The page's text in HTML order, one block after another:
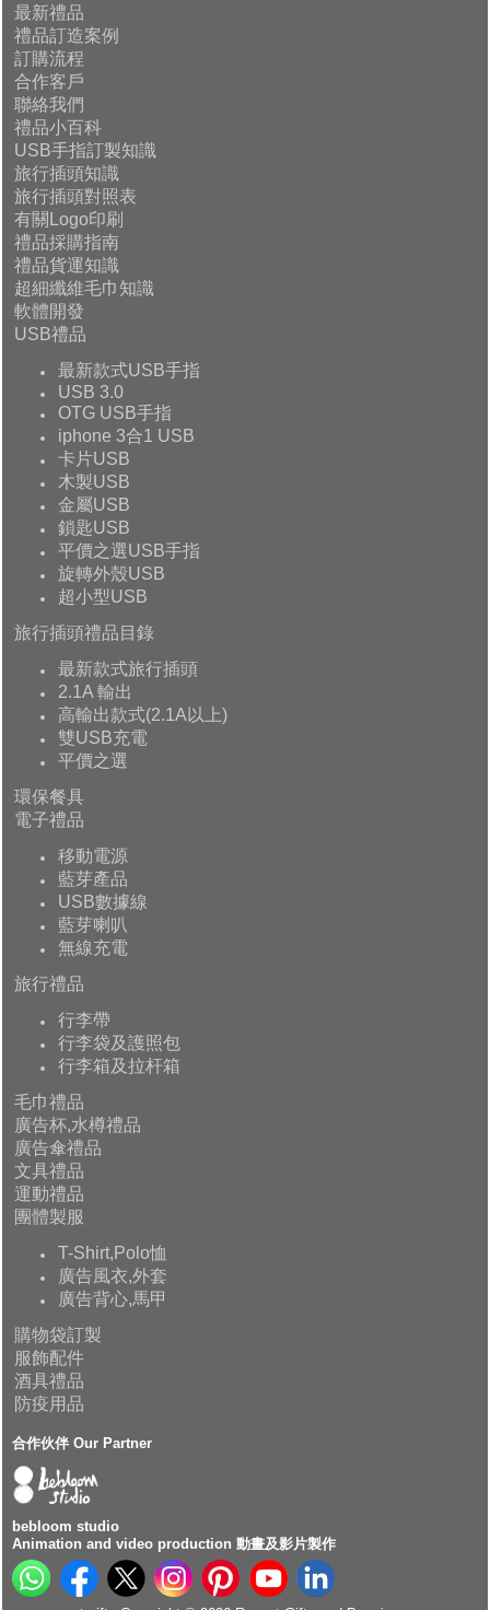
最新禮品
禮品訂造案例
訂購流程
合作客戶
聯絡我們
禮品小百科
USB手指訂製知識
旅行插頭知識
旅行插頭對照表
有關Logo印刷
禮品採購指南
禮品貨運知識
超細纖維毛巾知識
軟體開發
USB禮品
最新款式USB手指
USB 3.0
OTG USB手指
iphone 3合1 USB
卡片USB
木製USB
金屬USB
鎖匙USB
平價之選USB手指
旋轉外殼USB
超小型USB
旅行插頭禮品目錄
最新款式旅行插頭
2.1A 輸出
高輸出款式(2.1A以上)
雙USB充電
平價之選
環保餐具
電子禮品
移動電源
藍芽產品
USB數據線
藍芽喇叭
無線充電
旅行禮品
行李帶
行李袋及護照包
行李箱及拉杆箱
毛巾禮品
廣告杯,水樽禮品
廣告傘禮品
文具禮品
運動禮品
團體製服
T-Shirt,Polo恤
廣告風衣,外套
廣告背心,馬甲
購物袋訂製
服飾配件
酒具禮品
防疫用品
合作伙伴 Our Partner
bebloom studio
Animation and video production 動畫及影片製作